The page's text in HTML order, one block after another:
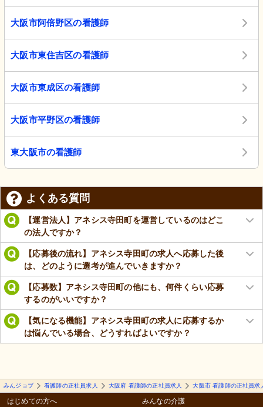
大阪市阿倍野区の看護師
大阪市東住吉区の看護師
大阪市東成区の看護師
大阪市平野区の看護師
東大阪市の看護師
よくある質問
【運営法人】アネシス寺田町を運営しているのはどこ
の法人ですか？
【応募後の流れ】アネシス寺田町の求人へ応募した後
は、どのように選考が進んでいきますか？
【応募数】アネシス寺田町の他にも、何件くらい応募
するのがいいですか？
【気になる機能】アネシス寺田町の求人に応募するか
は悩んでいる場合、どうすればよいですか？
みんジョブ 看護師の正社員求人 大阪府 看護師の正社員求人 大阪市 看護師の正社員求
はじめての方へ みんなの介護